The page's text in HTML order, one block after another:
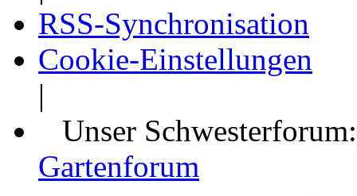
RSS-Synchronisation
Cookie-Einstellungen
|
Unser
Gartenforum